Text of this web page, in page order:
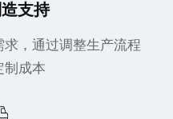
支持
，通过调整生产流程
制成本